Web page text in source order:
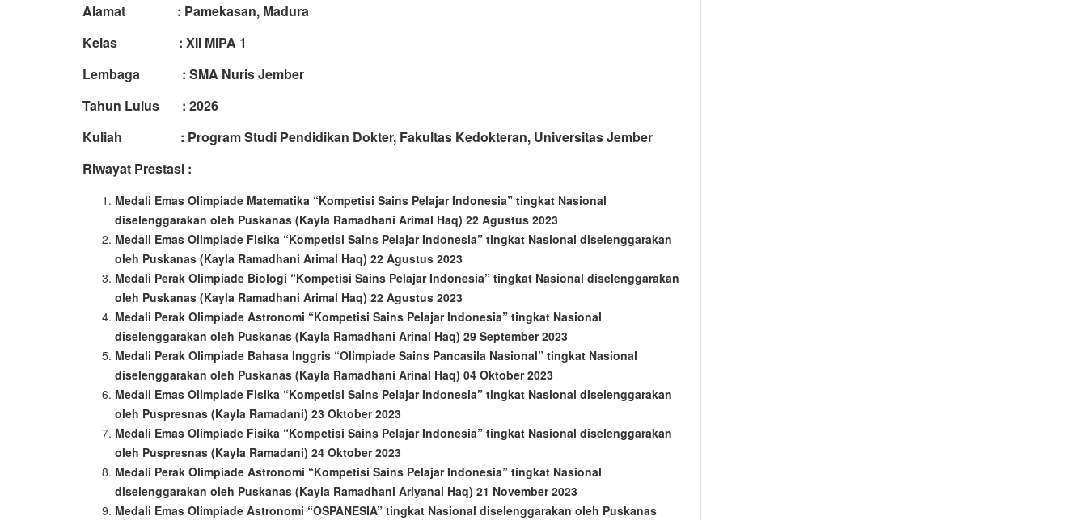
Alamat : Pamekasan, Madura
Kelas : XII MIPA 1
Lembaga : SMA Nuris Jember
Tahun Lulus : 2026
Kuliah : Program Studi Pendidikan Dokter, Fakultas Kedokteran, Universitas Jember
Riwayat Prestasi :
Medali Emas Olimpiade Matematika “Kompetisi Sains Pelajar Indonesia” tingkat Nasional
diselenggarakan oleh Puskanas (Kayla Ramadhani Arimal Haq) 22 Agustus 2023
Medali Emas Olimpiade Fisika “Kompetisi Sains Pelajar Indonesia” tingkat Nasional diselenggarakan
oleh Puskanas (Kayla Ramadhani Arimal Haq) 22 Agustus 2023
Medali Perak Olimpiade Biologi “Kompetisi Sains Pelajar Indonesia” tingkat Nasional diselenggarakan
oleh Puskanas (Kayla Ramadhani Arimal Haq) 22 Agustus 2023
Medali Perak Olimpiade Astronomi “Kompetisi Sains Pelajar Indonesia” tingkat Nasional
diselenggarakan oleh Puskanas (Kayla Ramadhani Arinal Haq) 29 September 2023
Medali Perak Olimpiade Bahasa Inggris “Olimpiade Sains Pancasila Nasional” tingkat Nasional
diselenggarakan oleh Puskanas (Kayla Ramadhani Arinal Haq) 04 Oktober 2023
Medali Emas Olimpiade Fisika “Kompetisi Sains Pelajar Indonesia” tingkat Nasional diselenggarakan
oleh Puspresnas (Kayla Ramadani) 23 Oktober 2023
Medali Emas Olimpiade Fisika “Kompetisi Sains Pelajar Indonesia” tingkat Nasional diselenggarakan
oleh Puspresnas (Kayla Ramadani) 24 Oktober 2023
Medali Perak Olimpiade Astronomi “Kompetisi Sains Pelajar Indonesia” tingkat Nasional
diselenggarakan oleh Puskanas (Kayla Ramadhani Ariyanal Haq) 21 November 2023
Medali Emas Olimpiade Astronomi “OSPANESIA” tingkat Nasional diselenggarakan oleh Puskanas